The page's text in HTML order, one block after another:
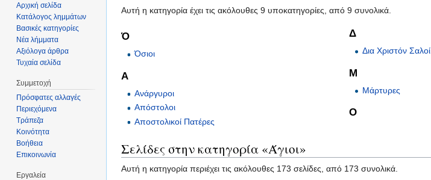
Αυτή η κατηγορία έχει τις ακόλουθες 9 υποκατηγορίες, από 9 συνολικά.
Ό
Όσιοι
Α
Ανάργυροι
Απόστολοι
Αποστολικοί Πατέρες
Δ
Δια Χριστόν Σαλοί
Μ
Μάρτυρες
Ο
Σελίδες στην κατηγορία «Άγιοι»
Αυτή η κατηγορία περιέχει τις ακόλουθες 173 σελίδες, από 173 συνολικά.
Αρχική σελίδα
Κατάλογος λημμάτων
Βασικές κατηγορίες
Νέα λήμματα
Αξιόλογα άρθρα
Τυχαία σελίδα
Συμμετοχή
Πρόσφατες αλλαγές
Περιεχόμενα
Τράπεζα
Κοινότητα
Βοήθεια
Επικοινωνία
Εργαλεία